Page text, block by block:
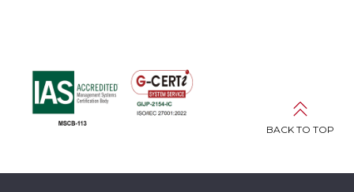
BACK TO TOP